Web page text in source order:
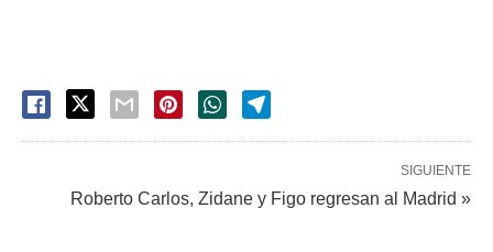
SIGUIENTE
Roberto Carlos, Zidane y Figo regresan al Madrid »